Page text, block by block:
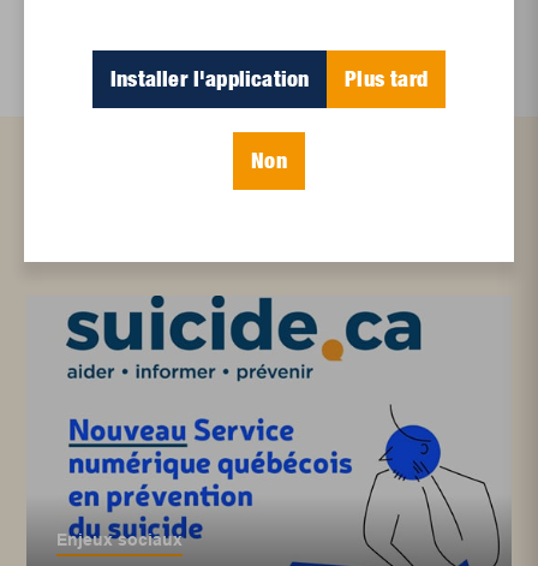
Articles connexes
Enjeux sociaux
Installer l'application Plus tard
Non